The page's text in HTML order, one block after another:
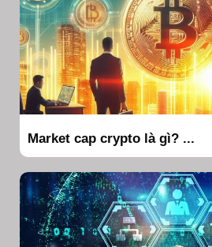
Market cap crypto là gì? ...